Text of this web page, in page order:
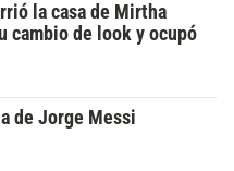
la casa de Mirtha
cambio de look y ocupó
de Jorge Messi